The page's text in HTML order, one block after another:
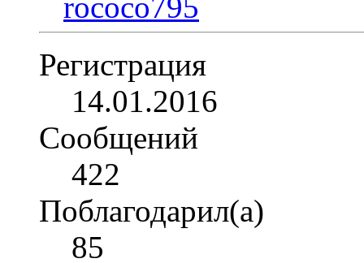
Регистрация
14.01.2016
Сообщений
422
Поблагодарил(а)
85